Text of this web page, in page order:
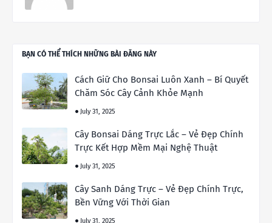
BẠN CÓ THỂ THÍCH NHỮNG BÀI ĐĂNG NÀY
Cách Giữ Cho Bonsai Luôn Xanh – Bí Quyết
Chăm Sóc Cây Cảnh Khỏe Mạnh
July 31, 2025
Cây Bonsai Dáng Trực Lắc – Vẻ Đẹp Chính
Trực Kết Hợp Mềm Mại Nghệ Thuật
July 31, 2025
Cây Sanh Dáng Trực – Vẻ Đẹp Chính Trực,
Bền Vững Với Thời Gian
July 31, 2025